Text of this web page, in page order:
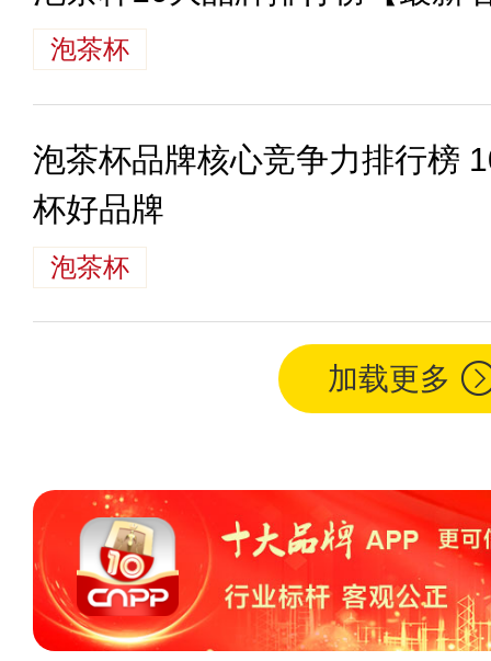
泡茶杯
泡茶杯品牌核心竞争力排行榜
杯好品牌
泡茶杯
加载更多